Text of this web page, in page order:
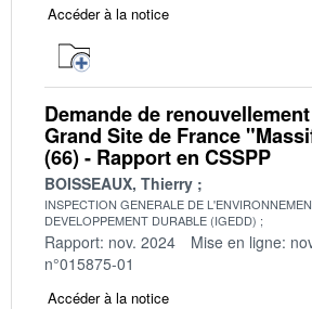
Accéder à la notice
Demande de
Grand Site de France
(66) - Rapport en CSSPP
BOISSEAUX, Thierry
INSPECTION GENERALE DE
DEVELOPPEMENT DURABLE (IGEDD)
Rapport: nov. 2024 Mise en ligne:
n°015875-01
Accéder à la notice